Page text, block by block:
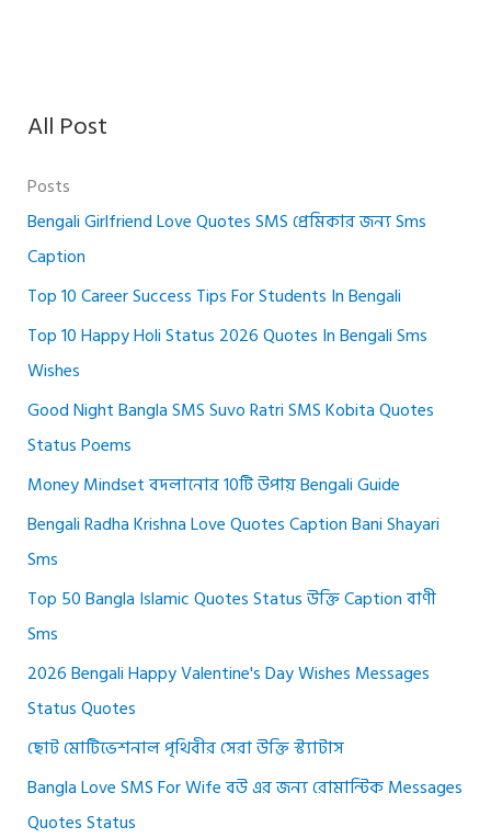
All Post
Posts
Bengali Girlfriend Love Quotes SMS প্রেমিকার জন্য Sms
Caption
Top 10 Career Success Tips For Students In Bengali
Top 10 Happy Holi Status 2026 Quotes In Bengali Sms
Wishes
Good Night Bangla SMS Suvo Ratri SMS Kobita Quotes
Status Poems
Money Mindset বদলানোর 10টি উপায় Bengali Guide
Bengali Radha Krishna Love Quotes Caption Bani Shayari
Sms
Top 50 Bangla Islamic Quotes Status উক্তি Caption বাণী
Sms
2026 Bengali Happy Valentine's Day Wishes Messages
Status Quotes
ছোট মোটিভেশনাল পৃথিবীর সেরা উক্তি স্ট্যাটাস
Bangla Love SMS For Wife বউ এর জন্য রোমান্টিক Messages
Quotes Status